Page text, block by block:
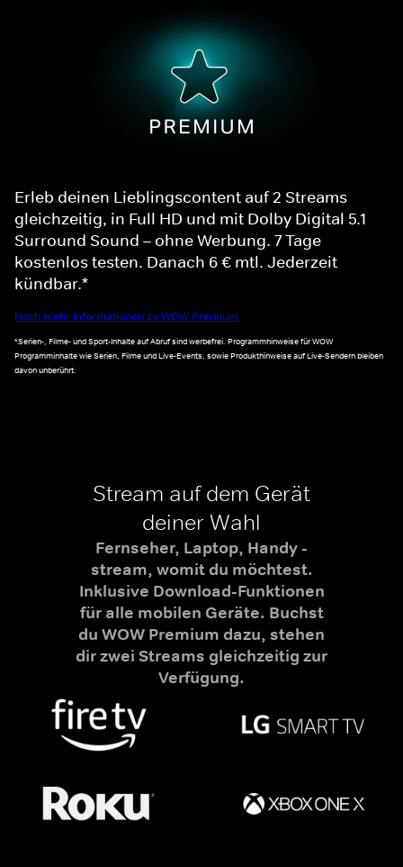
Erleb deinen Lieblingscontent auf 2 Streams
gleichzeitig, in Full HD und mit Dolby Digital 5.1
Surround Sound – ohne Werbung. 7 Tage
kostenlos testen. Danach 6 € mtl. Jederzeit
kündbar.*
Noch mehr Informationen zu WOW Premium
*Serien-, Filme- und Sport-Inhalte auf Abruf sind werbefrei. Programmhinweise für WOW
Programminhalte wie Serien, Filme und Live-Events, sowie Produkthinweise auf Live-Sendern bleiben
davon unberührt.
Stream auf dem Gerät
deiner Wahl
Fernseher, Laptop, Handy -
stream, womit du möchtest.
Inklusive Download-Funktionen
für alle mobilen Geräte. Buchst
du WOW Premium dazu, stehen
dir zwei Streams gleichzeitig zur
Verfügung.